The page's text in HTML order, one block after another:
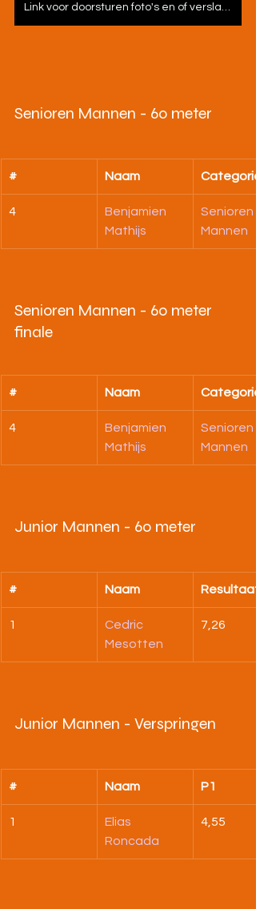
Link voor doorsturen foto's en of verslagen
Senioren Mannen - 60 meter
# Naam Categorie
4
Benjamien
Mathijs
Senioren
Mannen
Senioren Mannen - 60 meter
finale
# Naam Categorie
4
Benjamien
Mathijs
Senioren
Mannen
Junior Mannen - 60 meter
# Naam Resultaat
1
Cedric
Mesotten
7,26
Junior Mannen - Verspringen
# Naam P1
1
Elias
Roncada
4,55